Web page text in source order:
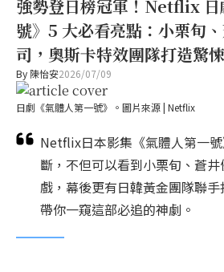
強勢登日榜冠軍！Netflix 日
號》5 大必看亮點：小栗旬
司，奧斯卡特效團隊打造驚
By 陳怡安2026/07/09
日劇《氣體人第一號》。圖片來源 | Netflix
Netflix日本影集《氣體人第一
斷，不但可以看到小栗旬、蒼
戲，幕後更有日韓黃金團隊聯
帶你一窺這部必追的神劇。